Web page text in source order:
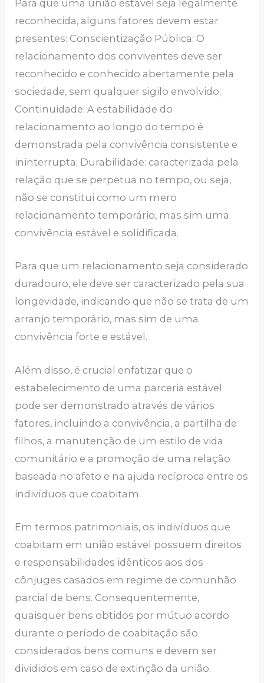
Para que uma união estável seja legalmente
reconhecida, alguns fatores devem estar
presentes: Conscientização Pública: O
relacionamento dos conviventes deve ser
reconhecido e conhecido abertamente pela
sociedade, sem qualquer sigilo envolvido;
Continuidade: A estabilidade do
relacionamento ao longo do tempo é
demonstrada pela convivência consistente e
ininterrupta; Durabilidade: caracterizada pela
relação que se perpetua no tempo, ou seja,
não se constitui como um mero
relacionamento temporário, mas sim uma
convivência estável e solidificada.
Para que um relacionamento seja considerado
duradouro, ele deve ser caracterizado pela sua
longevidade, indicando que não se trata de um
arranjo temporário, mas sim de uma
convivência forte e estável.
Além disso, é crucial enfatizar que o
estabelecimento de uma parceria estável
pode ser demonstrado através de vários
fatores, incluindo a convivência, a partilha de
filhos, a manutenção de um estilo de vida
comunitário e a promoção de uma relação
baseada no afeto e na ajuda recíproca entre os
indivíduos que coabitam.
Em termos patrimoniais, os indivíduos que
coabitam em união estável possuem direitos
e responsabilidades idênticos aos dos
cônjuges casados em regime de comunhão
parcial de bens. Consequentemente,
quaisquer bens obtidos por mútuo acordo
durante o período de coabitação são
considerados bens comuns e devem ser
divididos em caso de extinção da união.